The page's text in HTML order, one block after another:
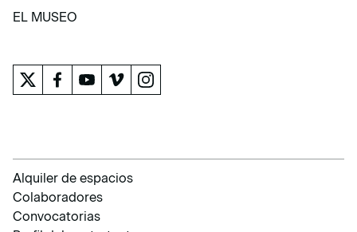
APRENDER
EL MUSEO
Alquiler de espacios
Colaboradores
Convocatorias